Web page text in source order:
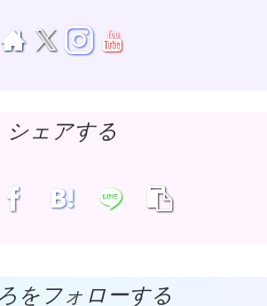
シェアする
をフォローする